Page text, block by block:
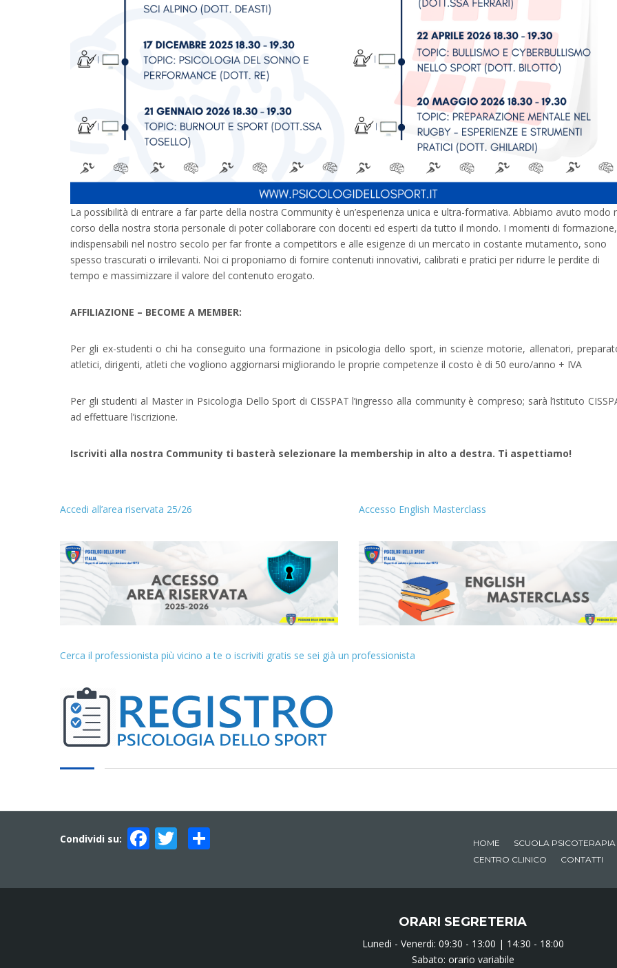
La possibilità di entrare a far parte della nostra Community è un’esperienza unica e ultra-formativa. Abbiamo avuto modo
corso della nostra storia personale di poter collaborare con docenti ed esperti da tutto il mondo. I momenti di formazione,
indispensabili nel nostro secolo per far fronte a competitors e alle esigenze di un mercato in costante mutamento, sono
spesso trascurati o irrilevanti. Noi ci proponiamo di fornire contenuti innovativi, calibrati e pratici per ridurre le perdite di
tempo e massimizzare il valore del contenuto erogato.
AFFILIAZIONE – BECOME A MEMBER:
Per gli ex-studenti o chi ha conseguito una formazione in psicologia dello sport, in scienze motorie, allenatori,
atletici, dirigenti, atleti che vogliono aggiornarsi migliorando le proprie competenze il costo è di 50 euro/anno + IVA
Per gli studenti al Master in Psicologia Dello Sport di CISSPAT l’ingresso alla community è compreso; sarà l’istituto
ad effettuare l’iscrizione.
Iscriviti alla nostra Community ti basterà selezionare la membership in alto a destra. Ti aspettiamo!
Accedi all’area riservata 25/26 Accesso English Masterclass
Cerca il professionista più vicino a te o iscriviti gratis se sei già un professionista
Condividi su: Facebook
Twitter HOME
SCUOLA PSICOTERAPIA
CENTRO CLINICO
CONTATTI
ORARI SEGRETERIA
Lunedi - Venerdi: 09:30 - 13:00 | 14:30 - 18:00
Sabato: orario variabile